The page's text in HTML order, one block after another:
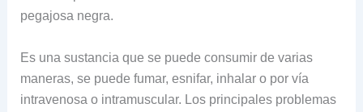
pegajosa negra.
Es una sustancia que se puede consumir de varias
maneras, se puede fumar, esnifar, inhalar o por vía
intravenosa o intramuscular. Los principales problemas